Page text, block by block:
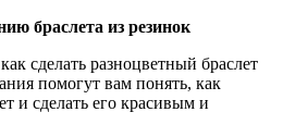
браслета из резинок
сделать разноцветный браслет
помогут вам понять, как
и сделать его красивым и